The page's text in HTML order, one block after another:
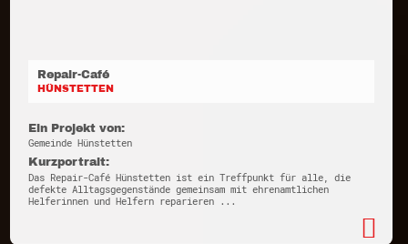
Repair-Café
HÜNSTETTEN
Ein Projekt von:
Gemeinde Hünstetten
Kurzportrait:
Das Repair-Café Hünstetten ist ein Treffpunkt für alle, die
defekte Alltagsgegenstände gemeinsam mit ehrenamtlichen
Helferinnen und Helfern reparieren ...